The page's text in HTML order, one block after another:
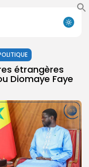
étrangères
Diomaye Faye